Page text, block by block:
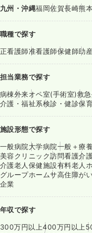
九州・沖縄福岡佐賀長崎熊本
職種で探す
正看護師准看護師保健師助
担当業務で探す
病棟外来オペ室(手術室)救
介護・福祉系検診・健診保
施設形態で探す
一般病院大学病院一般＋療
美容クリニック訪問看護介
介護老人保健施設有料老人
グループホームサ高住障が
企業
年収で探す
300万円以上400万円以上